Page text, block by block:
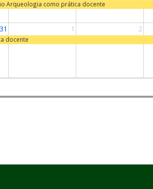
Arqueologia como prática docente
31 1 2
docente